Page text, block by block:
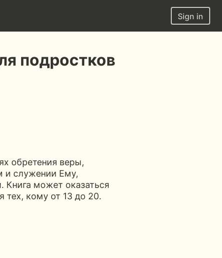
Sign in
подростков
обретения веры,
и служении Ему,
Книга может оказаться
тех, кому от 13 до 20.